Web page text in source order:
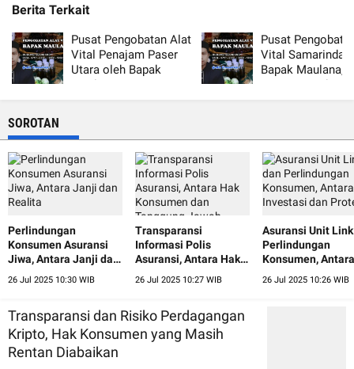
Berita Terkait
Pusat Pengobatan Alat
Vital Penajam Paser
Utara oleh Bapak
Maulana, Terpercaya
Pusat
Vital Samarinda
Bapak Maulana,
Terpercaya dan
SOROTAN
Perlindungan
Konsumen Asuransi
Jiwa, Antara Janji dan
Realita
26 Jul 2025 10:30 WIB
Transparansi
Informasi Polis
Asuransi, Antara Hak
Konsumen dan
26 Jul 2025 10:27 WIB
Asuransi Unit
Perlindungan
Konsumen, Antara
Investasi dan
26 Jul 2025 10:26 WIB
Transparansi dan Risiko Perdagangan
Kripto, Hak Konsumen yang Masih
Rentan Diabaikan